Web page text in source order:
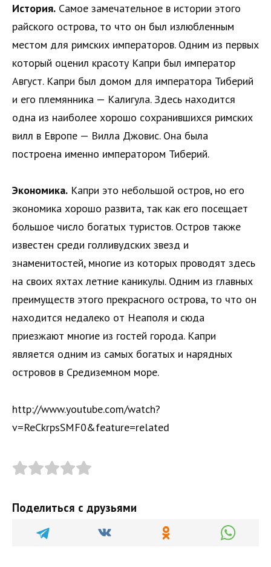
История. Самое замечательное в истории этого
райского острова, то что он был излюбленным
местом для римских императоров. Одним из первых
который оценил красоту Капри был император
Август. Капри был домом для императора Тиберий
и его племянника — Калигула. Здесь находится
одна из наиболее хорошо сохранившихся римских
вилл в Европе — Вилла Джовис. Она была
построена именно императором Тиберий.
Экономика. Капри это небольшой остров, но его
экономика хорошо развита, так как его посещает
большое число богатых туристов. Остров также
известен среди голливудских звезд и
знаменитостей, многие из которых проводят здесь
на своих яхтах летние каникулы. Одним из главных
преимуществ этого прекрасного острова, то что он
находится недалеко от Неаполя и сюда
приезжают многие из гостей города. Капри
является одним из самых богатых и нарядных
островов в Средиземном море.
http://www.youtube.com/watch?
v=ReCkrpsSMF0&feature=related
Поделиться с друзьями